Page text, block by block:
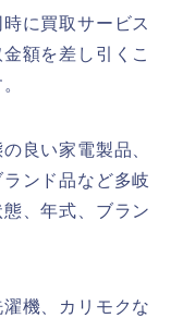
に買取サービス
額を差し引くこ
良い家電製品、
ンド品など多岐
、年式、ブラン
機、カリモクな